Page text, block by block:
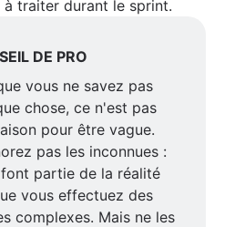
traiter durant le sprint.
DE PRO
vous ne savez pas
chose, ce n'est pas
pour être vague.
pas les inconnues :
partie de la réalité
vous effectuez des
complexes. Mais ne les